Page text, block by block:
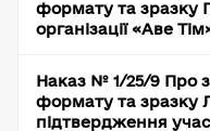
формату та зразку
організації «Аве
Наказ № 1/25/9 Про
формату та зразку
підтвердження